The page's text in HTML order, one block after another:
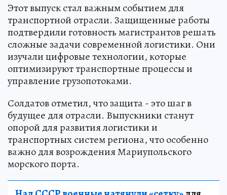
Этот выпуск стал важным событием для
транспортной отрасли. Защищенные работы
подтвердили готовность магистрантов решать
сложные задачи современной логистики. Они
изучали цифровые технологии, которые
оптимизируют транспортные процессы и
управление грузопотоками.
Солдатов отметил, что защита - это шаг в
будущее для отрасли. Выпускники станут
опорой для развития логистики и
транспортных систем региона, что особенно
важно для возрождения Мариупольского
морского порта.